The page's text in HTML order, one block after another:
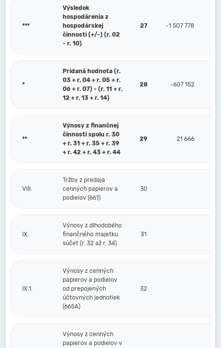
***
Výsledok
hospodárenia z
hospodárskej
činnosti (+/-) (r. 02
- r. 10)
27 -1 507 778
*
Pridaná hodnota (r.
03 + r. 04 + r. 05 + r.
06 + r. 07) - (r. 11 + r.
12 + r. 13 + r. 14)
28 -607 152
**
Výnosy z finančnej
činnosti spolu r. 30
+ r. 31 + r. 35 + r. 39
+ r. 42 + r. 43 + r. 44
29 21 666
VIII.
Tržby z predaja
cenných papierov a
podielov (661)
30
IX.
Výnosy z dlhodobého
finančného majetku
súčet (r. 32 až r. 34)
31
IX.1.
Výnosy z cenných
papierov a podielov
od prepojených
účtovných jednotiek
(665A)
32
Výnosy z cenných
papierov a podielov v